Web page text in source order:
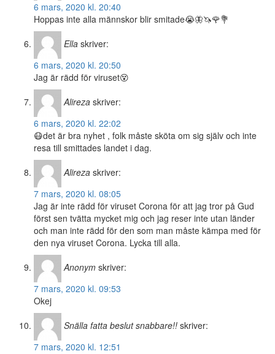
6 mars, 2020 kl. 20:40
Hoppas inte alla männskor blir smitade😭🦋🦄🌹💐
Ella skriver:
6 mars, 2020 kl. 20:50
Jag är rädd för viruset😵
Alireza skriver:
6 mars, 2020 kl. 22:02
😷det är bra nyhet , folk måste sköta om sig själv och inte
resa till smittades landet i dag.
Alireza skriver:
7 mars, 2020 kl. 08:05
Jag är inte rädd för viruset Corona för att jag tror på Gud
först sen tvätta mycket mig och jag reser inte utan länder
och man inte rädd för den som man måste kämpa med för
den nya viruset Corona. Lycka till alla.
Anonym skriver:
7 mars, 2020 kl. 09:53
Okej
Snälla fatta beslut snabbare!! skriver:
7 mars, 2020 kl. 12:51